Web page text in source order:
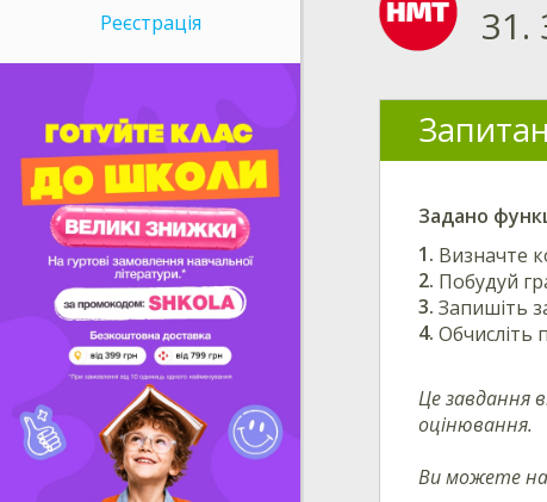
Реєстрація 31.
Задано
Визначте
Побудуй
Запишіть
Обчисліть
Це завдання
оцінювання.
Ви можете